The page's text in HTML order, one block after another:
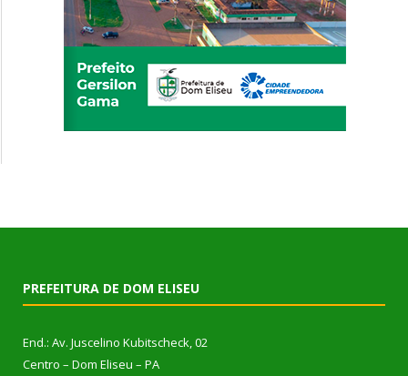
PREFEITURA DE DOM ELISEU
End.: Av. Juscelino Kubitscheck, 02
Centro – Dom Eliseu – PA